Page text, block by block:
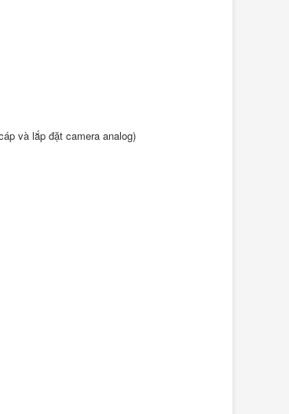
và lắp đặt camera analog)